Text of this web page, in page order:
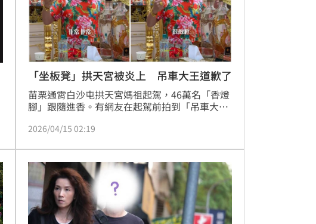
「坐板凳」拱天宮被炎上 吊車大王道歉了
苗栗通霄白沙屯拱天宮媽祖起駕，46萬名「香燈
腳」跟隨進香。有網友在起駕前拍到「吊車大
華、總幹事陳春發聊天，引發網友對拱天宮的指
EMBA班到「小羅浮宮」和「小白宮」參觀時，
再次被問及此事，首次深深地和拱天宮主委、總
幹事致歉，強調「真的真的非常抱歉」。
2026/04/15 02:19